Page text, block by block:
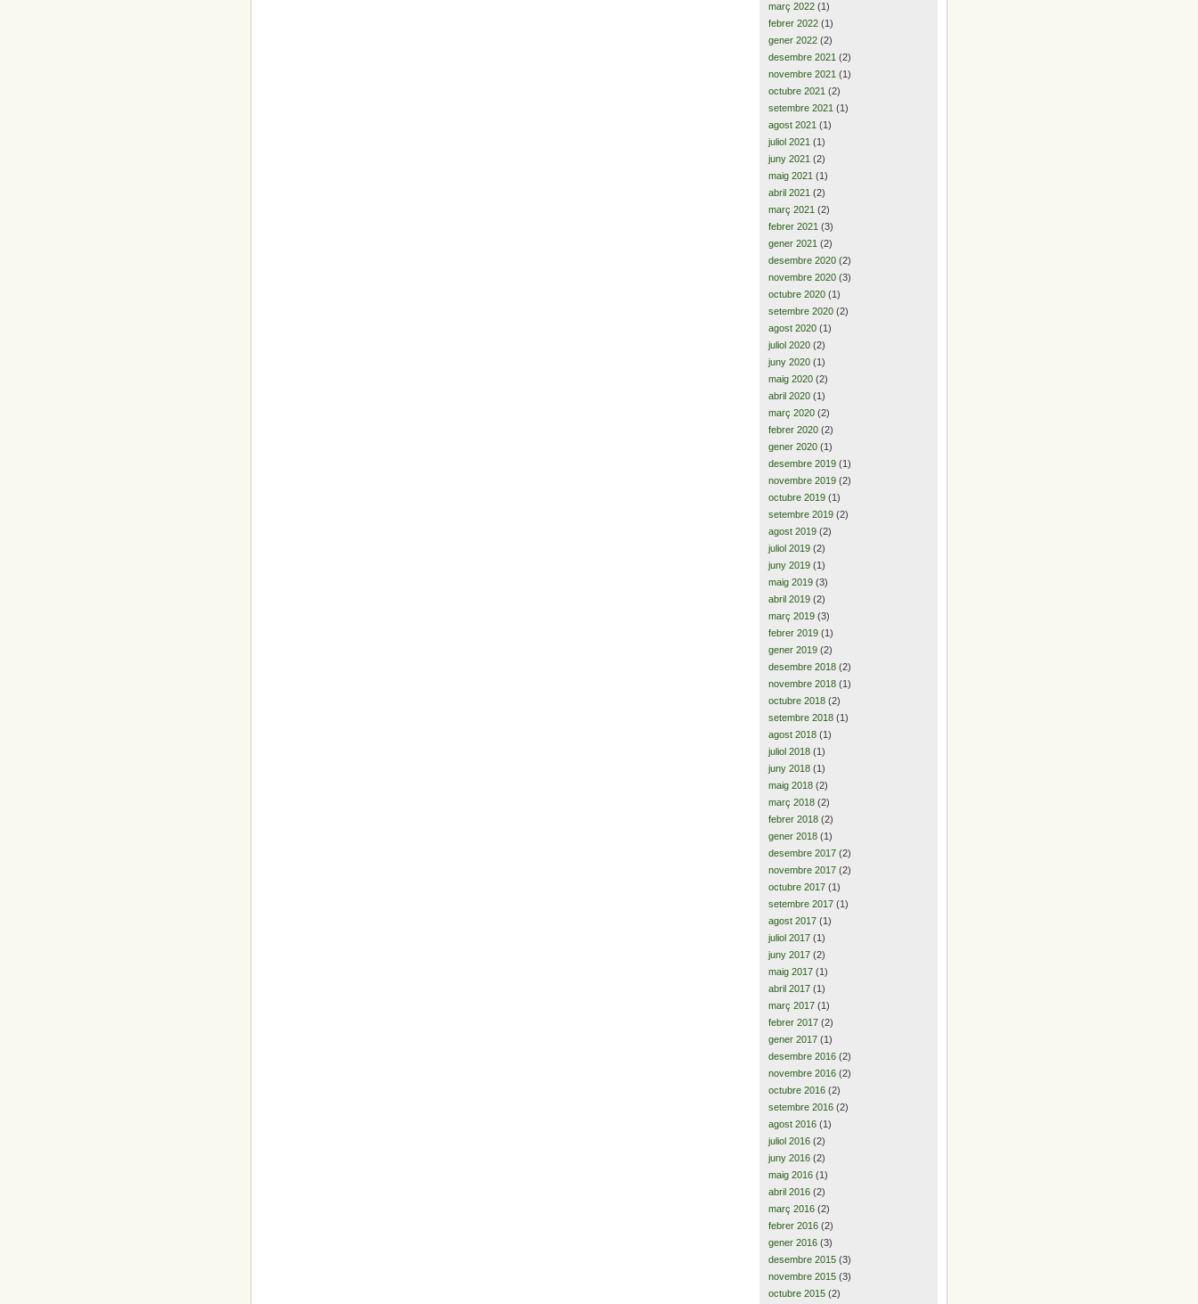
març 2022 (1)
febrer 2022 (1)
gener 2022 (2)
desembre 2021 (2)
novembre 2021 (1)
octubre 2021 (2)
setembre 2021 (1)
agost 2021 (1)
juliol 2021 (1)
juny 2021 (2)
maig 2021 (1)
abril 2021 (2)
març 2021 (2)
febrer 2021 (3)
gener 2021 (2)
desembre 2020 (2)
novembre 2020 (3)
octubre 2020 (1)
setembre 2020 (2)
agost 2020 (1)
juliol 2020 (2)
juny 2020 (1)
maig 2020 (2)
abril 2020 (1)
març 2020 (2)
febrer 2020 (2)
gener 2020 (1)
desembre 2019 (1)
novembre 2019 (2)
octubre 2019 (1)
setembre 2019 (2)
agost 2019 (2)
juliol 2019 (2)
juny 2019 (1)
maig 2019 (3)
abril 2019 (2)
març 2019 (3)
febrer 2019 (1)
gener 2019 (2)
desembre 2018 (2)
novembre 2018 (1)
octubre 2018 (2)
setembre 2018 (1)
agost 2018 (1)
juliol 2018 (1)
juny 2018 (1)
maig 2018 (2)
març 2018 (2)
febrer 2018 (2)
gener 2018 (1)
desembre 2017 (2)
novembre 2017 (2)
octubre 2017 (1)
setembre 2017 (1)
agost 2017 (1)
juliol 2017 (1)
juny 2017 (2)
maig 2017 (1)
abril 2017 (1)
març 2017 (1)
febrer 2017 (2)
gener 2017 (1)
desembre 2016 (2)
novembre 2016 (2)
octubre 2016 (2)
setembre 2016 (2)
agost 2016 (1)
juliol 2016 (2)
juny 2016 (2)
maig 2016 (1)
abril 2016 (2)
març 2016 (2)
febrer 2016 (2)
gener 2016 (3)
desembre 2015 (3)
novembre 2015 (3)
octubre 2015 (2)